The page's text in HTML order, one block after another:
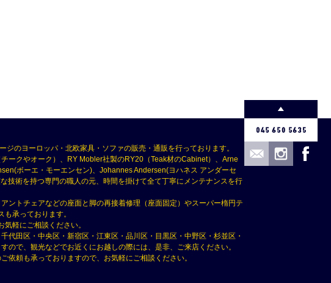
のヨーロッパ・北欧家具・ソファの販売・通販を行っております。
ークやオーク）、RY Mobler社製のRY20（Teak材のCabinet）、Arne
ボーエ・モーエンセン)、Johannes Andersen(ヨハネス アンダーセ
技術を持つ専門の職人の元、時間を掛けて全て丁寧にメンテナンスを行
ントチェアなどの座面と脚の再接着修理（座面固定）やスーパー楕円テ
承っております。
軽にご相談ください。
田区・中央区・新宿区・江東区・品川区・目黒区・中野区・杉並区・
で、観光などでお近くにお越しの際には、是非、ご来店ください。
依頼も承っておりますので、お気軽にご相談ください。